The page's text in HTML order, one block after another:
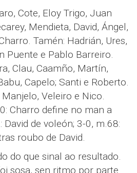
Cote, Eloy Trigo, Juan
Mendieta, David, Ángel,
Tamén: Hadrián, Ures,
Puente e Pablo Barreiro.
Clau, Caamño, Martín,
Capelo; Santi e Roberto.
Veleiro e Nico.
Charro define no man a
David de voleón; 3-0, m.68:
roubo de David.
do que sinal ao resultado.
sosa, sen ritmo por parte